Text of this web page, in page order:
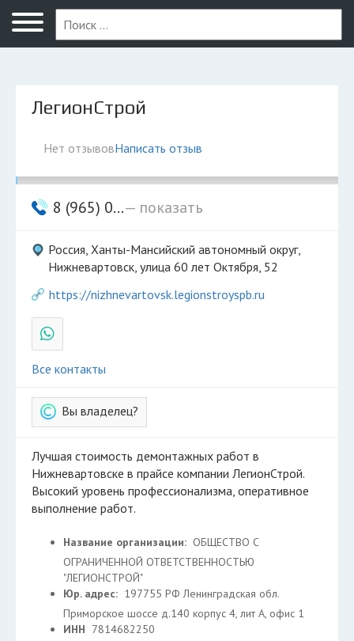
Нижневартовск
ЛегионСтрой
Нет отзывовНаписать отзыв
8 (965) 0...— показать
Россия, Ханты-Мансийский автономный округ,
Нижневартовск, улица 60 лет Октября, 52
https://nizhnevartovsk.legionstroyspb.ru
Все контакты
Вы владелец?
Лучшая стоимость демонтажных работ в
Нижневартовске в прайсе компании ЛегионСтрой.
Высокий уровень профессионализма, оперативное
выполнение работ.
Название организации: ОБЩЕСТВО С
ОГРАНИЧЕННОЙ ОТВЕТСТВЕННОСТЬЮ
"ЛЕГИОНСТРОЙ"
Юр. адрес: 197755 РФ Ленинградская обл.
Приморское шоссе д.140 корпус 4, лит А, офис 1
ИНН 7814682250